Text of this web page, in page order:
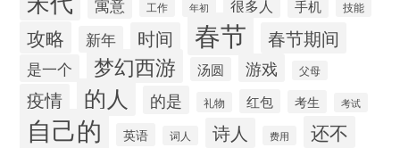
寓意 工作 年初 很多人 手机 技能
攻略 新年 时间 春节 春节期间
是一个 梦幻西游 汤圆 游戏 父母
疫情 的人 的是 礼物 红包 考生 考试
自己的 英语 词人 诗人 费用 还不